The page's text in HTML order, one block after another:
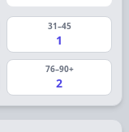
31–45
1
76–90+
2